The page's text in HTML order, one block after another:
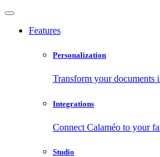
Features
Personalization
Transform your documents
Integrations
Connect Calaméo to your
Studio